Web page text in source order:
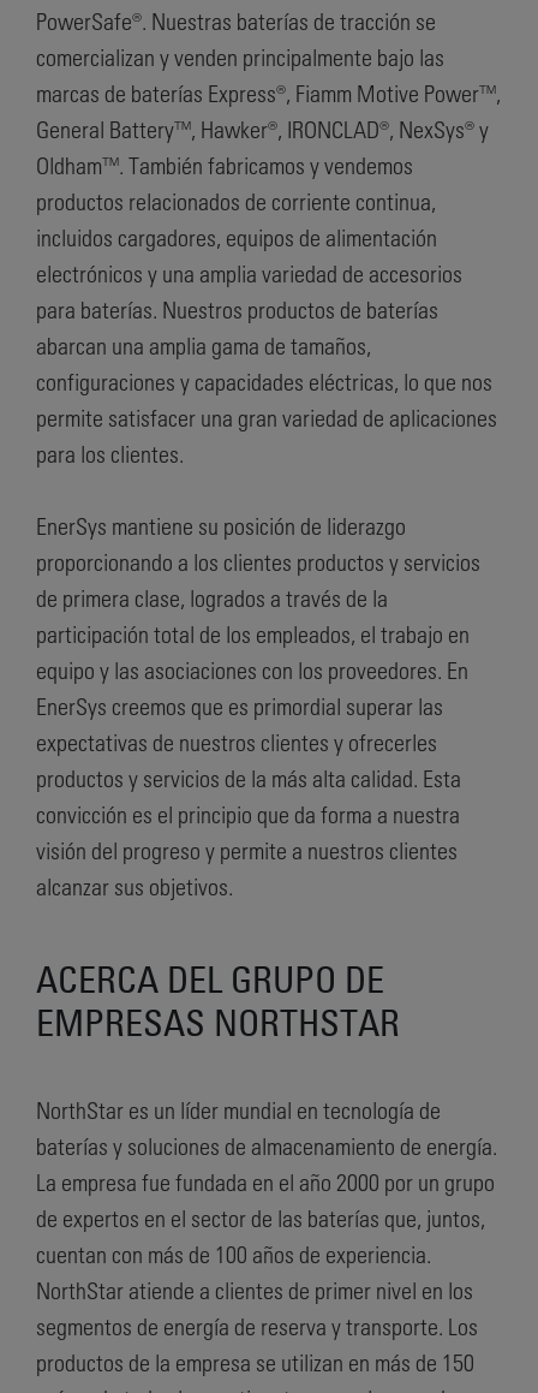
PowerSafe®. Nuestras baterías de tracción se
comercializan y venden principalmente bajo las
marcas de baterías Express®, Fiamm Motive Power™,
General Battery™, Hawker®, IRONCLAD®, NexSys® y
Oldham™. También fabricamos y vendemos
productos relacionados de corriente continua,
incluidos cargadores, equipos de alimentación
electrónicos y una amplia variedad de accesorios
para baterías. Nuestros productos de baterías
abarcan una amplia gama de tamaños,
configuraciones y capacidades eléctricas, lo que nos
permite satisfacer una gran variedad de aplicaciones
para los clientes.
EnerSys mantiene su posición de liderazgo
proporcionando a los clientes productos y servicios
de primera clase, logrados a través de la
participación total de los empleados, el trabajo en
equipo y las asociaciones con los proveedores. En
EnerSys creemos que es primordial superar las
expectativas de nuestros clientes y ofrecerles
productos y servicios de la más alta calidad. Esta
convicción es el principio que da forma a nuestra
visión del progreso y permite a nuestros clientes
alcanzar sus objetivos.
ACERCA DEL GRUPO DE
EMPRESAS NORTHSTAR
NorthStar es un líder mundial en tecnología de
baterías y soluciones de almacenamiento de energía.
La empresa fue fundada en el año 2000 por un grupo
de expertos en el sector de las baterías que, juntos,
cuentan con más de 100 años de experiencia.
NorthStar atiende a clientes de primer nivel en los
segmentos de energía de reserva y transporte. Los
productos de la empresa se utilizan en más de 150